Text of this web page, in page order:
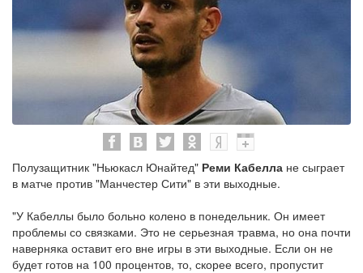
Полузащитник "Ньюкасл Юнайтед" Реми Кабелла не сыграет
в матче против "Манчестер Сити" в эти выходные.
"У Кабеллы было больно колено в понедельник. Он имеет
проблемы со связками. Это не серьезная травма, но она почти
наверняка оставит его вне игры в эти выходные. Если он не
будет готов на 100 процентов, то, скорее всего, пропустит